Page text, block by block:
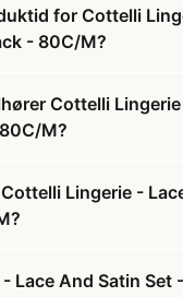
for Cottelli
- 80C/M?
Cottelli
M?
Lingerie -
Lace And Satin Set